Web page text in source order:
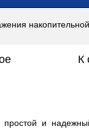
К
простой и